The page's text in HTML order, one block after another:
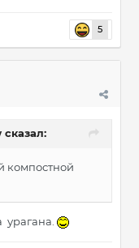
5
сказал:
компостной